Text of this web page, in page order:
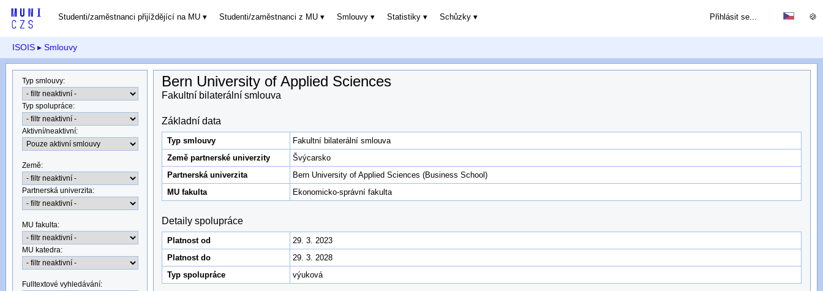
Studenti/zaměstnanci přijíždějící na MU Studenti/zaměstnanci z MU Smlouvy Statistiky Schůzky 🍪
Přihlásit se...
ISOIS ▸ Smlouvy
Typ smlouvy:
Typ spolupráce:
Aktivní/neaktivní:
Země:
Partnerská univerzita:
MU fakulta:
MU katedra:
Fulltextové vyhledávání:
Bern University of Applied Sciences
Fakultní bilaterální smlouva
Základní data
Typ smlouvy
Fakultní bilaterální smlouva
Země partnerské univerzity
Švýcarsko
Partnerská univerzita
Bern University of Applied Sciences (Business School)
MU fakulta
Ekonomicko-správní fakulta
Detaily spolupráce
Platnost od
29. 3. 2023
Platnost do
29. 3. 2028
Typ spolupráce
výuková